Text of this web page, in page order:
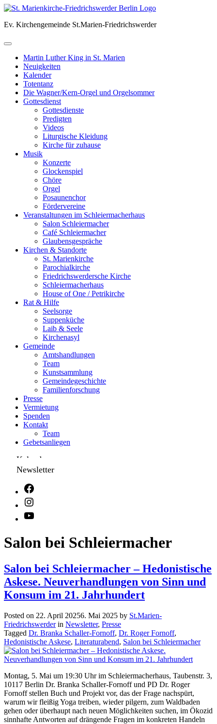
Skip
content
Ev. Kirchengemeinde St.Marien-Friedrichswerder
Martin Luther King in St. Marien
Neuigkeiten
Kalender
Totentanz
Die Wagner/Kern-Orgel und Orgelsommer
Gottesdienst
Gottesdienste
Predigten
Videos
Liturgische Kleidung
Kirche für zuhause
Musik
Konzerte
Glockenspiel
Chöre
Orgel
Posaunenchor
Fördervereine
Veranstaltungen im Schleiermacherhaus
Salon Schleiermacher
Café Schleiermacher
Glaubensgespräche
Kirchen & Standorte
St. Marienkirche
Parochialkirche
Friedrichswerdersche Kirche
Schleiermacherhaus
House of One / Petrikirche
Rat & Hilfe
Seelsorge
Suppenküche
Laib & Seele
Kirchenasyl
Gemeinde
Amtshandlungen
Team
Kunstsammlung
Gemeindegeschichte
Familienforschung
Presse
Vermietung
Spenden
Kontakt
Team
Gebetsanliegen
Kalender
Newsletter
Salon bei Schleiermacher
Salon bei Schleiermacher – Hedonistische
Askese. Neuverhandlungen von Sinn und
Konsum im 21. Jahrhundert
Posted on 22. April 20256. Mai 2025 by St.Marien-
Friedrichswerderin Newsletter, Presse
Tagged Dr. Branka Schaller-Fornoff, Dr. Roger Fornoff,
Hedonistische Askese, Literaturabend, Salon bei Schleiermacher
Montag, 5. Mai um 19:30 Uhr im Schleiermacherhaus, Taubenstr. 3,
10117 Berlin Dr. Branka Schaller-Fornoff und PD Dr. Roger
Fornoff stellen Buch und Projekt vor, das der Frage nachspürt,
warum wir fleißig Yoga treiben, wieder pilgern, zum Waldbaden
gehen oder überhaupt nach neuen Möglichkeiten suchen, im Ökozid
sinnhafte Antworten auf drängende Fragen im konkreten Handeln